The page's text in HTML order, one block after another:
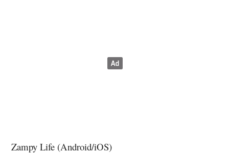
Zampy Life (Android/iOS)